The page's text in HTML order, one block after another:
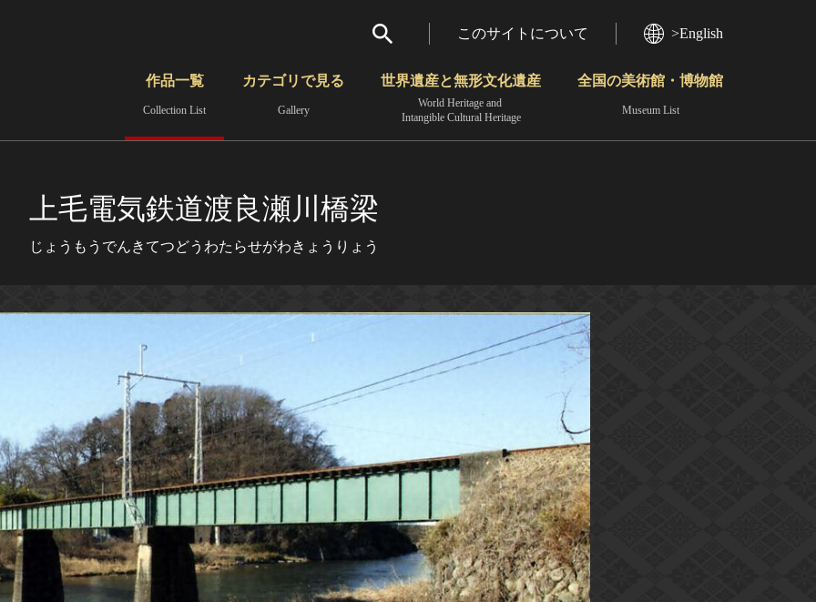
さらに詳細検索
このサイトについて >English
作品一覧
Collection List
カテゴリで見る
Gallery
世界遺産と無形文化遺産
World Heritage and
Intangible Cultural Heritage
全国の美術館・博物館
Museum List
上毛電気鉄道渡良瀬川橋梁
じょうもうでんきてつどうわたらせがわきょうりょう